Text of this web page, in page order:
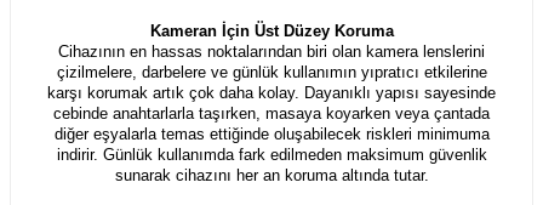
Kameran İçin Üst Düzey Koruma
Cihazının en hassas noktalarından biri olan kamera lenslerini
çizilmelere, darbelere ve günlük kullanımın yıpratıcı etkilerine
karşı korumak artık çok daha kolay. Dayanıklı yapısı sayesinde
cebinde anahtarlarla taşırken, masaya koyarken veya çantada
diğer eşyalarla temas ettiğinde oluşabilecek riskleri minimuma
indirir. Günlük kullanımda fark edilmeden maksimum güvenlik
sunarak cihazını her an koruma altında tutar.